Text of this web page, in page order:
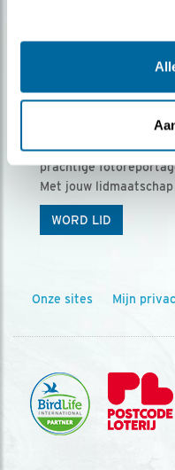
Ontvang 5 x
Vogels is het
prachtige
Met jouw
WORD LID
Onze sites Mijn